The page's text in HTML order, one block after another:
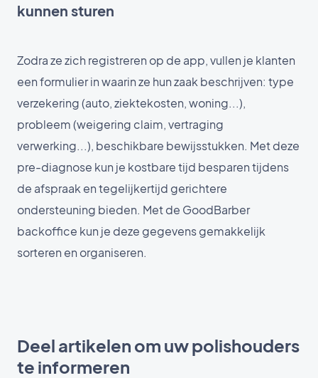
kunnen sturen
Zodra ze zich registreren op de app, vullen je klanten
een formulier in waarin ze hun zaak beschrijven: type
verzekering (auto, ziektekosten, woning...),
probleem (weigering claim, vertraging
verwerking...), beschikbare bewijsstukken. Met deze
pre-diagnose kun je kostbare tijd besparen tijdens
de afspraak en tegelijkertijd gerichtere
ondersteuning bieden. Met de GoodBarber
backoffice kun je deze gegevens gemakkelijk
sorteren en organiseren.
Deel artikelen om uw polishouders
te informeren